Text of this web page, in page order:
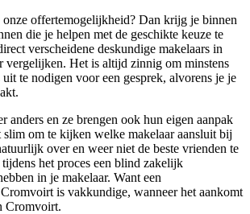
offertemogelijkheid? Dan krijg je binnen
die je helpen met de geschikte keuze te
verscheidene deskundige makelaars in
vergelijken. Het is altijd zinnig om minstens
uit te nodigen voor een gesprek, alvorens je je
anders en ze brengen ook hun eigen aanpak
slim om te kijken welke makelaar aansluit bij
over en weer niet de beste vrienden te
het proces een blind zakelijk
in je makelaar. Want een
is vakkundige, wanneer het aankomt
Cromvoirt.